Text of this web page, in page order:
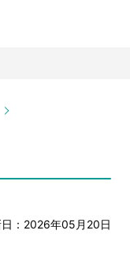
：2026年05月20日